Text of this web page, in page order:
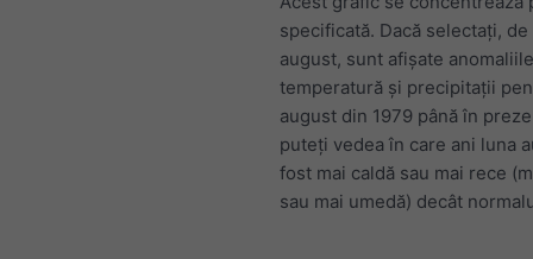
specificată. Dacă selectați,
august, sunt afișate
temperatură și precipitații
august din 1979 până în
puteți vedea în care ani luna
fost mai caldă sau mai rece
sau mai umedă) decât